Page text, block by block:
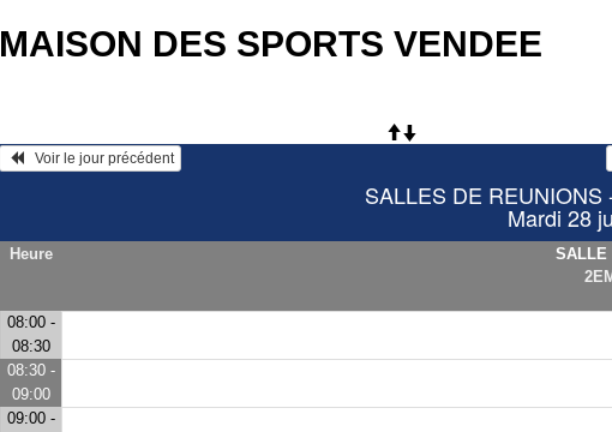
MAISON DES SPORTS VENDEE
   Voir le jour précédent
SALLES DE
Mardi 28
Heure
SALLE
08:00 -
08:30
08:30 -
09:00
09:00 -